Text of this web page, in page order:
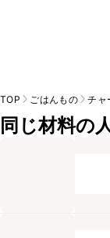
TOP ごはんもの チャ
同じ材料の